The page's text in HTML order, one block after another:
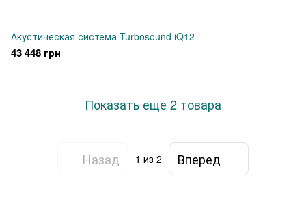
Акустическая система Turbosound iQ12
43 448 грн
Показать еще 2 товара
Назад 1 из 2 Вперед